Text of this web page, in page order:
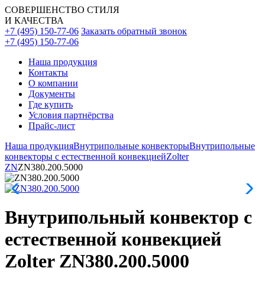
СОВЕРШЕНСТВО СТИЛЯ
И КАЧЕСТВА
+7 (495) 150-77-06 Заказать обратный звонок
+7 (495) 150-77-06
Наша продукция
Контакты
О компании
Документы
Где купить
Условия партнёрства
Прайс-лист
Наша продукцияВнутрипольные конвекторыВнутрипольные
конвекторы с естественной конвекциейZolter
ZNZN380.200.5000
Внутрипольный конвектор с
естественной конвекцией
Zolter ZN380.200.5000